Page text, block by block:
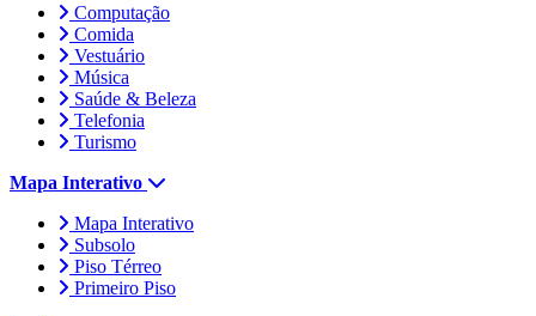
Computação
Comida
Vestuário
Música
Saúde & Beleza
Telefonia
Turismo
Mapa Interativo
Mapa Interativo
Subsolo
Piso Térreo
Primeiro Piso